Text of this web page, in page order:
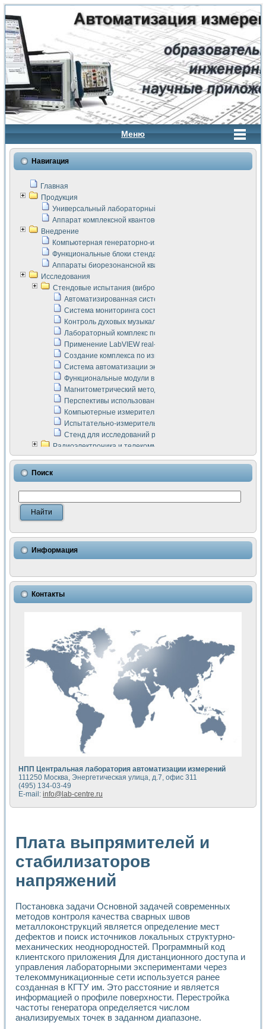
Меню
Навигация
Главная
Продукция
Универсальный лабораторный стенд "Сигнал-USB"
Аппарат комплексной квантовой терапии Интроскан
Внедрение
Компьютерная генераторно-измерительная система
Функциональные блоки стенда "Сигнал-USB"
Аппараты биорезонансной квантовой терапии серии СКАН
Исследования
Стендовые испытания (виброакустика, тензометрия и т.п.)
Автоматизированная система измерения параметров
Система мониторинга состояния тяговых
Контроль духовых музыкальных инструментов
Лабораторный комплекс по исследованию элементной
Применение LabVIEW real-time module для
Создание комплекса по измерению скорости подвижного
Система автоматизации экспериментальных
Функциональные модули в стандарте Nl SCXI для
Магнитометрический метод в дефектоскопии сварных
Перспективы использования машинного зрения в
Компьютерные измерительные системы для
Испытательно-измерительный комплекс аппаратуры для
Стенд для исследований рабочих процессов ДВС в
Радиоэлектроника и телекоммуникации
LabVIEW в расчетах радиолиний систем передачи данных
Аппаратно-программный комплекс для исследования
Виртуальный лабораторный стенд для исследования
Измерение шумовых параметров операционных
Измерительный преобразователь на основе цифровой
Использование NI LabVIEW для математического
Исследовние возможности создания измерителя ВАХ
Математическое моделирование генератора сигналов -
Применение осциллографического модуля с высоким
Симуляция отклика импульсного радиолокационного
Автоматизация формирования уравнений состояния для
Разработка автоматизированного стенда для измерения
Применение среды LabVIEW для построения картины
Портативная система для определения показателей
Использование LabVIEW для управления источником
Устройство для снятия вольт-амперных характеристик
Передовые научные технологии: нано-, фемто-,
Автоматизированная установка по измерению временных
Автоматизированный лабораторный комплекс на базе
Визуализация моделирования и оптимизации тепловой
Виртуальный прибор для исследования функциональных
Исследование возможности создания экономичного
Исследование кинетики движения макрочастиц в
Метод прогнозирования свойств дисперсных продуктов
Недорогая система управления сверхпроводящим
Применение технологий NI в курсе экспериментальной
Расчет переноса аэрозоля и выпадения осадка в
Применение NI VISION для геометрического анализа в
Система температурной стабилизации
Управление движением с помощью программно -
Определение параметров всплывающих газовых
Система управления асинхронным тиристорным
Применение средств NATIONAL INSTRUMENTS для
Разработка автоматизированного стенда для
Автоматизированный стенд рентгеновской диагностики
Высокочувствительные оптоэлектронные
Установка для измерения диэлектрических свойств
Исследование кинетики зарождения и развития
Лабораторный электрический импедансный томограф на
Микрозондовая система для характеризации
Метод траекторий в исследовании
Промышленная автоматизация
Автоматизация технологических процессов получения
Поиск
Информация
Контакты
НПП Центральная лаборатория автоматизации измерений
111250 Москва, Энергетическая улица, д.7, офис 311
(495) 134-03-49
E-mail: info@lab-centre.ru
Плата выпрямителей и
стабилизаторов
напряжений
Постановка задачи Основной задачей современных
методов контроля качества сварных швов
металлоконструкций является определение мест
дефектов и поиск источников локальных структурно-
механических неоднородностей. Программный код
клиентского приложения Для дистанционного доступа и
управления лабораторными экспериментами через
телекоммуникационные сети используется ранее
созданная в КГТУ им. Это расстояние и является
информацией о профиле поверхности. Перестройка
частоты генератора определяется числом
анализируемых точек в заданном диапазоне.